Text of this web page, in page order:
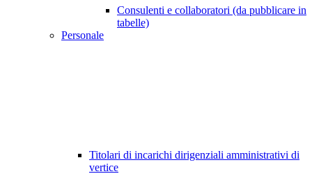
Consulenti e collaboratori (da pubblicare in
tabelle)
Personale
Titolari di incarichi dirigenziali amministrativi di
vertice